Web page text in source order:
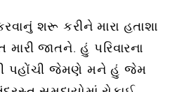
શરૂ કરીને મારા હતાશા
જાતને. હું પરિવારના
પહોંચી જેમણે મને હું જેમ